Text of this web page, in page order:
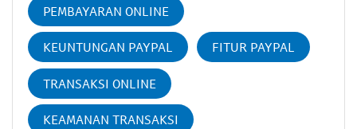
PEMBAYARAN ONLINE
KEUNTUNGAN PAYPAL FITUR PAYPAL
TRANSAKSI ONLINE
KEAMANAN TRANSAKSI